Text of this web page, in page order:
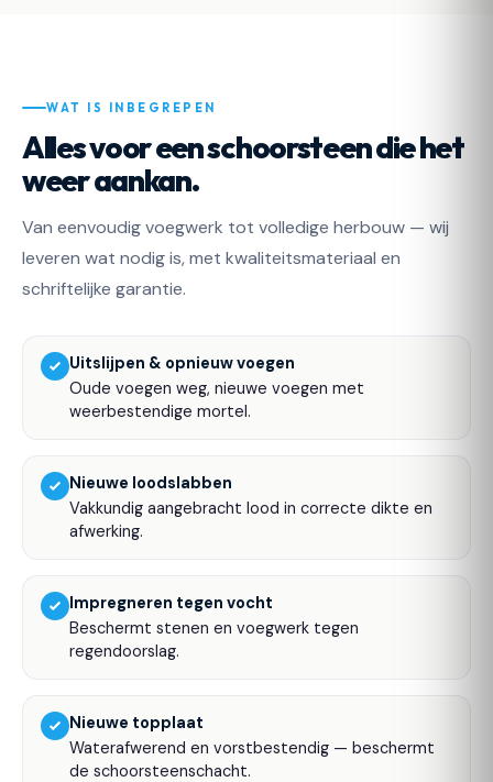
WAT IS INBEGREPEN
Alles voor een schoorsteen die het
weer aankan.
Van eenvoudig voegwerk tot volledige herbouw — wij
leveren wat nodig is, met kwaliteitsmateriaal en
schriftelijke garantie.
Uitslijpen & opnieuw voegen
Oude voegen weg, nieuwe voegen met
weerbestendige mortel.
Nieuwe loodslabben
Vakkundig aangebracht lood in correcte dikte en
afwerking.
Impregneren tegen vocht
Beschermt stenen en voegwerk tegen
regendoorslag.
Nieuwe topplaat
Waterafwerend en vorstbestendig — beschermt
de schoorsteenschacht.